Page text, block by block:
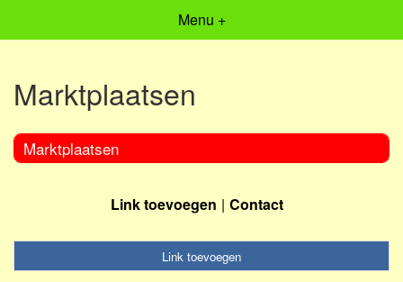
Menu +
Marktplaatsen
Marktplaatsen
Link toevoegen Contact
Link toevoegen